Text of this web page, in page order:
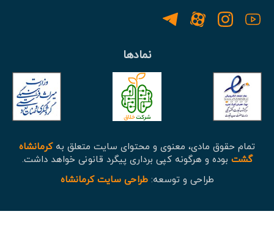
نمادها
تمام حقوق مادی، معنوی و محتوای سایت متعلق بهکرمانشاه
گشت بوده و هرگونه کپی برداری پیگرد قانونی خواهد داشت.
طراحی و توسعه:طراحی سایت کرمانشاه